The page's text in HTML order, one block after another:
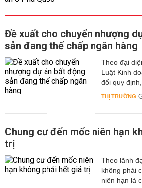
Đề xuất cho chuyển nhượng
sản đang thế chấp ngân hàng
Theo đại
Luật Kinh
đổi quy
THỊ TRƯỜNG
Chung cư đến mốc niên hạn
trị
Theo lãnh
không phải
niên hạn là